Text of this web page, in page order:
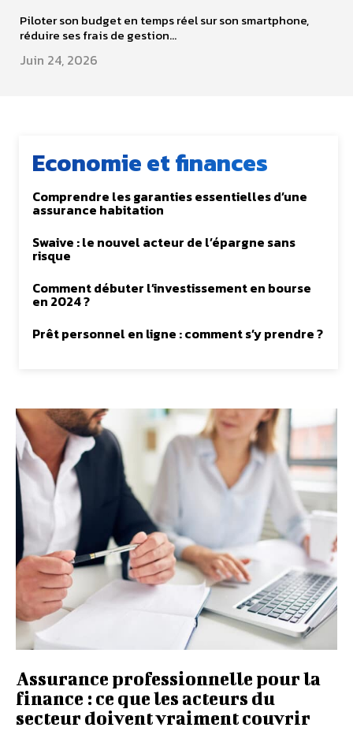
Piloter son budget en temps réel sur son smartphone,
réduire ses frais de gestion...
Juin 24, 2026
Assurance professionnelle pour la
finance : ce que les acteurs du
secteur doivent vraiment couvrir
Economie et finances
Comprendre les garanties essentielles d’une
assurance habitation
Swaive : le nouvel acteur de l’épargne sans
risque
Comment débuter l’investissement en bourse
en 2024 ?
Prêt personnel en ligne : comment s’y prendre ?